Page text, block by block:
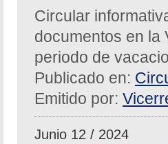
Circular
documentos en la
periodo de
Publicado en:
Emitido por:
Junio 12 / 2024